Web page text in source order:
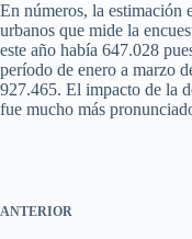
En números, la estimación
urbanos que mide la
este año había 647.028
período de enero a marzo
927.465. El impacto de la
fue mucho más
ANTERIOR